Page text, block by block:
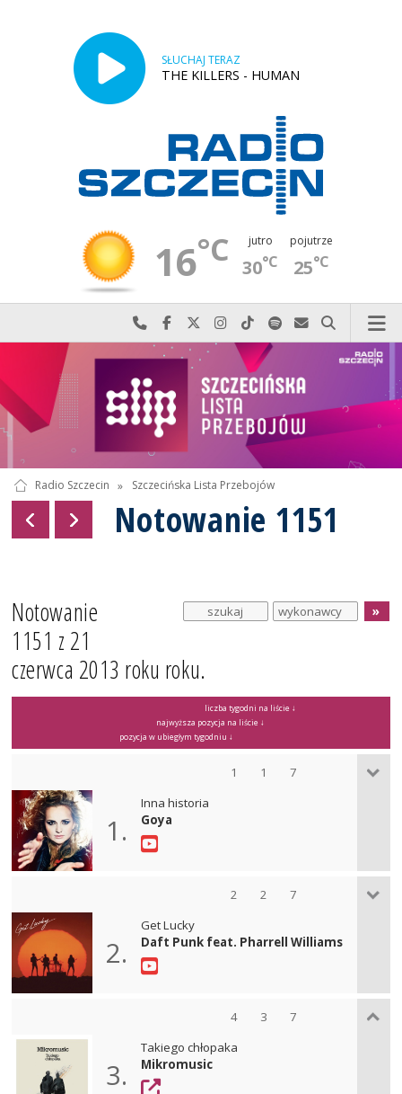
SŁUCHAJ TERAZ
THE KILLERS - HUMAN
16°C jutro
30°C
pojutrze
25°C
Najlepiej po prostu do nas zadzwoń
Odwiedź nas na Facebook-u
Odwiedź nas na X
Odwiedź nas na Instagram-ie
Odwiedź nas na TikTok-u
Szukaj nas na Spotify
Wyślij do nas
Szukaj
Radio Szczecin » Szczecińska Lista Przebojów
Notowanie 1151
Notowanie
1151 z 21
czerwca 2013 roku roku.
liczba tygodni na liście ↓
najwyższa pozycja na liście ↓
pozycja w ubiegłym tygodniu ↓
1 1 7
1.
Inna historia
Goya
2 2 7
2.
Get Lucky
Daft Punk feat. Pharrell Williams
4 3 7
3.
Takiego chłopaka
Mikromusic